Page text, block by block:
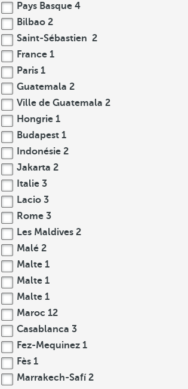
Pays Basque 4
Bilbao 2
Saint-Sébastien 2
France 1
Paris 1
Guatemala 2
Ville de Guatemala 2
Hongrie 1
Budapest 1
Indonésie 2
Jakarta 2
Italie 3
Lacio 3
Rome 3
Les Maldives 2
Malé 2
Malte 1
Malte 1
Malte 1
Maroc 12
Casablanca 3
Fez-Mequinez 1
Fès 1
Marrakech-Safí2